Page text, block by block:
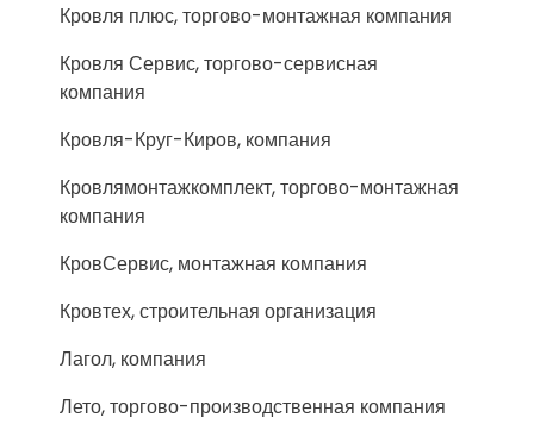
Кровля плюс, торгово-монтажная компания
Кровля Сервис, торгово-сервисная
компания
Кровля-Круг-Киров, компания
Кровлямонтажкомплект, торгово-монтажная
компания
КровСервис, монтажная компания
Кровтех, строительная организация
Лагол, компания
Лето, торгово-производственная компания